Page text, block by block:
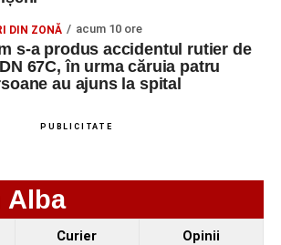
ne pe Google News
din Sebeș
Sebeș, urmărită și amenințată de un
un autoturism pe Autostrada A1, în zona
DIN ZONĂ acum 10 ore
s-a produs accidentul rutier de
67C, în urma căruia patru
au ajuns la spital
PUBLICITATE
Alba
Curier Opinii